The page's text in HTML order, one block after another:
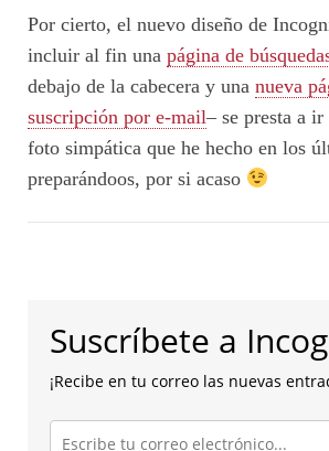
Por cierto, el nuevo diseño de
incluir al fin una página de
debajo de la cabecera y una nueva
suscripción por e-mail– se presta a
foto simpática que he hecho en los
preparándoos, por si acaso
Suscríbete a
¡Recibe en tu correo las nuevas
Escribe